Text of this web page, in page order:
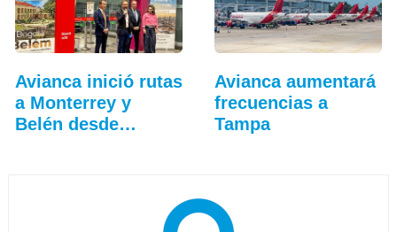
Avianca inició rutas
a Monterrey y
Belén desde
Avianca aumentará
frecuencias a
Tampa